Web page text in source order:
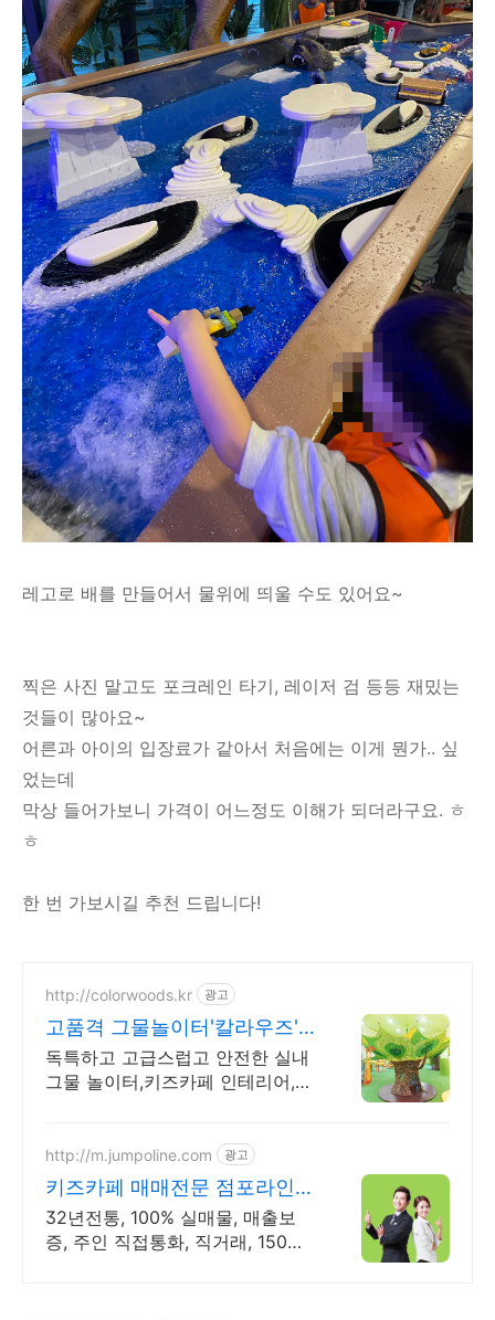
레고로 배를 만들어서 물위에 띄울 수도 있어요~
찍은 사진 말고도 포크레인 타기, 레이저 검 등등 재밌는
것들이 많아요~
어른과 아이의 입장료가 같아서 처음에는 이게 뭔가.. 싶
었는데
막상 들어가보니 가격이 어느정도 이해가 되더라구요. ㅎ
ㅎ
한 번 가보시길 추천 드립니다!
http://colorwoods.kr 광고
고품격 그물놀이터'칼라우즈'
SINCE 2011
독특하고 고급스럽고 안전한 실내
그물 놀이터,키즈카페 인테리어,디
http://m.jumpoline.com 광고
키즈카페 매매전문 점포라인
빠른 직거래 & 안전중개거래
32년전통, 100% 실매물, 매출보
증, 주인 직접통화, 직거래, 150명